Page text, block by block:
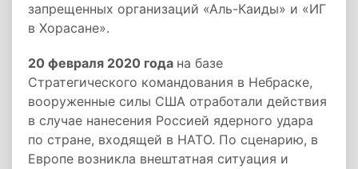
запрещенных организаций «Аль-Каиды» и «ИГ
в Хорасане».
20 февраля 2020 года на базе
Стратегического командования в Небраске,
вооруженные силы США отработали действия
в случае нанесения Россией ядерного удара
по стране, входящей в НАТО. По сценарию, в
Европе возникла внештатная ситуация и